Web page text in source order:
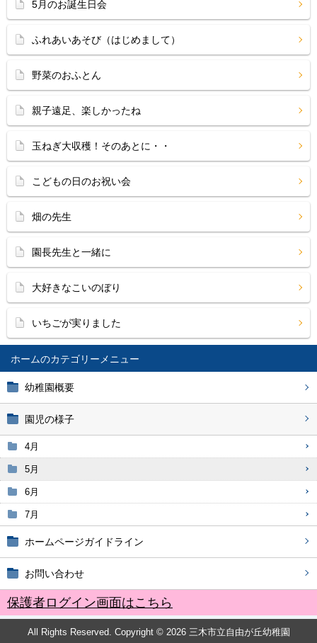
ホーム
幼稚園概要
園児の様子
4月
5月
6月
7月
ホームページガイドライン
お問い合わせ
保護者ログイン画面はこちら
5月のお誕生日会
ふれあいあそび（はじめまして）
野菜のおふとん
親子遠足、楽しかったね
玉ねぎ大収穫！そのあとに・・
こどもの日のお祝い会
畑の先生
園長先生と一緒に
大好きなこいのぼり
いちごが実りました
All Rights Reserved. Copyright © 2026 三木市立自由が丘幼稚園